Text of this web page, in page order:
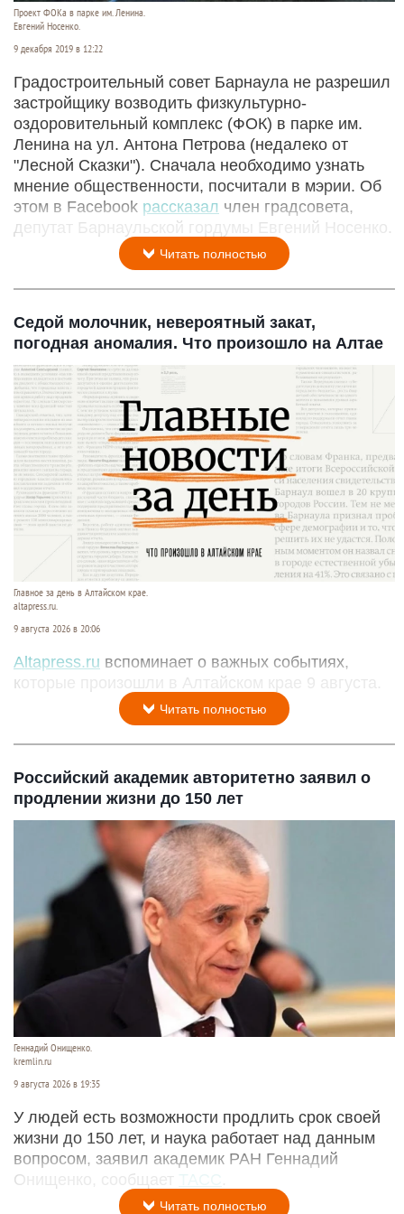
Проект ФОКа в парке им. Ленина.
Евгений Носенко.
9 декабря 2019 в 12:22
Градостроительный совет Барнаула не разрешил
застройщику возводить физкультурно-
оздоровительный комплекс (ФОК) в парке им.
Ленина на ул. Антона Петрова (недалеко от
"Лесной Сказки"). Сначала необходимо узнать
мнение общественности, посчитали в мэрии. Об
этом в Facebook рассказал член градсовета,
депутат Барнаульской гордумы Евгений Носенко.
Читать полностью
Седой молочник, невероятный закат,
погодная аномалия. Что произошло на Алтае
Главное за день в Алтайском крае.
altapress.ru.
9 августа 2026 в 20:06
Altapress.ru вспоминает о важных событиях,
которые произошли в Алтайском крае 9 августа.
Читать полностью
Российский академик авторитетно заявил о
продлении жизни до 150 лет
Геннадий Онищенко.
kremlin.ru
9 августа 2026 в 19:35
У людей есть возможности продлить срок своей
жизни до 150 лет, и наука работает над данным
вопросом, заявил академик РАН Геннадий
Онищенко, сообщает ТАСС
Читать полностью